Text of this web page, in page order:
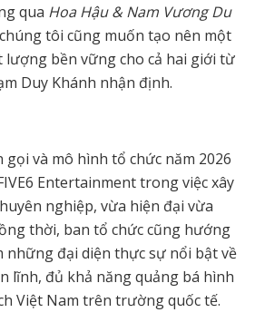
qua Hoa Hậu & Nam Vương Du
chúng tôi cũng muốn tạo nên một
lượng bền vững cho cả hai giới từ
Duy Khánh nhận định.
và mô hình tổ chức năm 2026
Entertainment trong việc xây
nghiệp, vừa hiện đại vừa
thời, ban tổ chức cũng hướng
những đại diện thực sự nổi bật về
lĩnh, đủ khả năng quảng bá hình
Việt Nam trên trường quốc tế.